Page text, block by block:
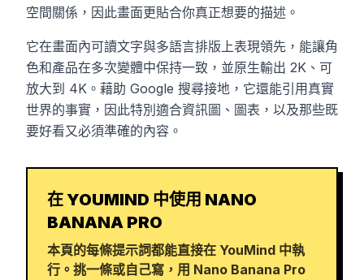
空間關係，因此畫面更貼合你真正想要的描述。
它在畫面內可讀文字與多語言排版上表現領先，能讓角
色和產品在多次變體中保持一致，並原生輸出 2K、可
放大到 4K。藉助 Google 搜尋接地，它還能引用真實
世界的事實，因此特別適合資訊圖、圖表，以及那些既
要好看又必須準確的內容。
在 YOUMIND 中使用 NANO
BANANA PRO
本頁的每條提示詞都能直接在 YouMind 中執
行。挑一條或自己寫，用 Nano Banana Pro